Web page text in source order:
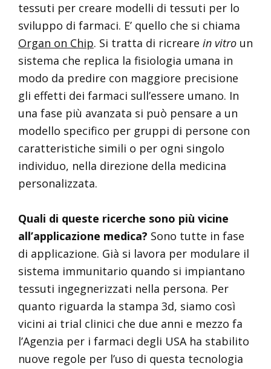
tessuti per creare modelli di tessuti per lo
sviluppo di farmaci. E’ quello che si chiama
Organ on Chip. Si tratta di ricreare in vitroun
sistema che replica la fisiologia umana in
modo da predire con maggiore precisione
gli effetti dei farmaci sull’essere umano. In
una fase più avanzata si può pensare a un
modello specifico per gruppi di persone con
caratteristiche simili o per ogni singolo
individuo, nella direzione della medicina
personalizzata.
Quali di queste ricerche sono più vicine
all’applicazione medica? Sono tutte in fase
di applicazione. Già si lavora per modulare il
sistema immunitario quando si impiantano
tessuti ingegnerizzati nella persona. Per
quanto riguarda la stampa 3d, siamo così
vicini ai trial clinici che due anni e mezzo fa
l’Agenzia per i farmaci degli USA ha stabilito
nuove regole per l’uso di questa tecnologia